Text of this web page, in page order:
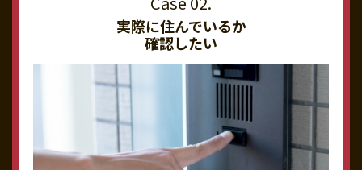
実際に住んでいるか
確認したい